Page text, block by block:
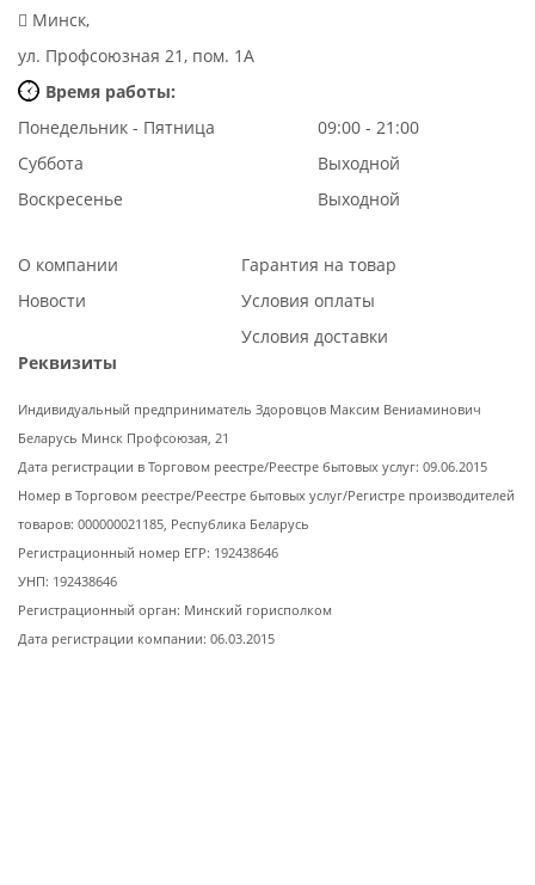
Минск,
ул. Профсоюзная 21, пом. 1А
Время работы:
Понедельник - Пятница
09:00 - 21:00
Суббота
Выходной
Воскресенье
Выходной
О компании
Новости
Гарантия на товар
Условия оплаты
Условия доставки
Реквизиты
Индивидуальный предприниматель Здоровцов Максим Вениаминович
Беларусь Минск Профсоюзая, 21
Дата регистрации в Торговом реестре/Реестре бытовых услуг: 09.06.2015
Номер в Торговом реестре/Реестре бытовых услуг/Регистре производителей
товаров: 000000021185, Республика Беларусь
Регистрационный номер ЕГР: 192438646
УНП: 192438646
Регистрационный орган: Минский горисполком
Дата регистрации компании: 06.03.2015